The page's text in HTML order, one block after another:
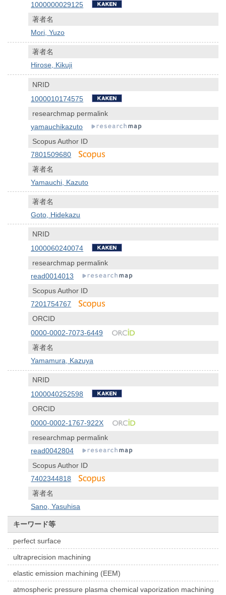
1000000029125
著者名
Mori, Yuzo
著者名
Hirose, Kikuji
NRID
1000010174575
researchmap permalink
yamauchikazuto
Scopus Author ID
7801509680
著者名
Yamauchi, Kazuto
著者名
Goto, Hidekazu
NRID
1000060240074
researchmap permalink
read0014013
Scopus Author ID
7201754767
ORCID
0000-0002-7073-6449
著者名
Yamamura, Kazuya
NRID
1000040252598
ORCID
0000-0002-1767-922X
researchmap permalink
read0042804
Scopus Author ID
7402344818
著者名
Sano, Yasuhisa
キーワード等
perfect surface
ultraprecision machining
elastic emission machining (EEM)
atmospheric pressure plasma chemical vaporization machining